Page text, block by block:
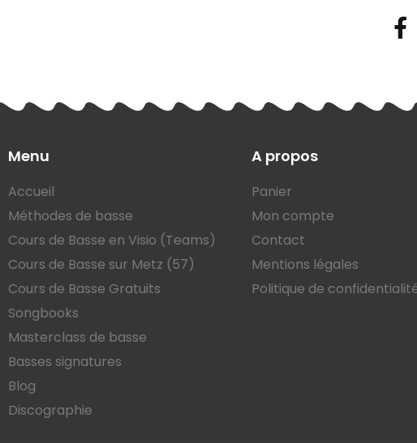
Menu
Accueil
Méthodes de basse
Cours de Basse en Visio (Teams)
Cours de Basse sur Metz (57)
Cours de Basse Gratuits
Songbooks
Masterclass de basse
Basses signatures
Blog
Discographie
A propos
Panier
Mon compte
Contact
Mentions légales
Politique de